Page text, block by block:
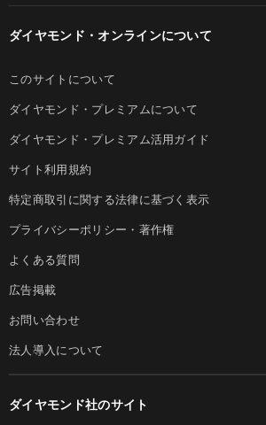
ダイヤモンド・オンラインについて
このサイトについて
ダイヤモンド・プレミアムについて
ダイヤモンド・プレミアム活用ガイド
サイト利用規約
特定商取引に関する法律に基づく表示
プライバシーポリシー・著作権
よくある質問
広告掲載
お問い合わせ
法人導入について
ダイヤモンド社のサイト